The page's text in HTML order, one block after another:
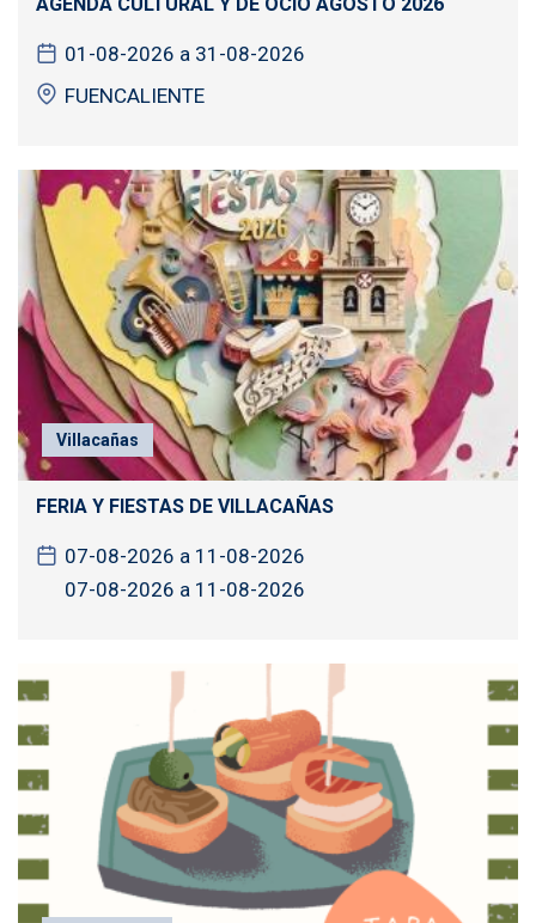
01-08-2026 a 31-08-2026
FUENCALIENTE
Villacañas
FERIA Y FIESTAS DE VILLACAÑAS
07-08-2026 a 11-08-2026
07-08-2026 a 11-08-2026